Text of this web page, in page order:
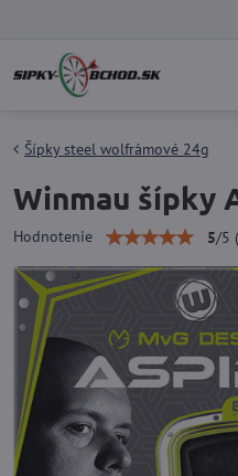
Šípky steel wolfrámové 24g
Winmau šípky
Hodnotenie 5/5 (